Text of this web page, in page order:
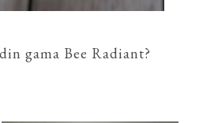
gama Bee Radiant?